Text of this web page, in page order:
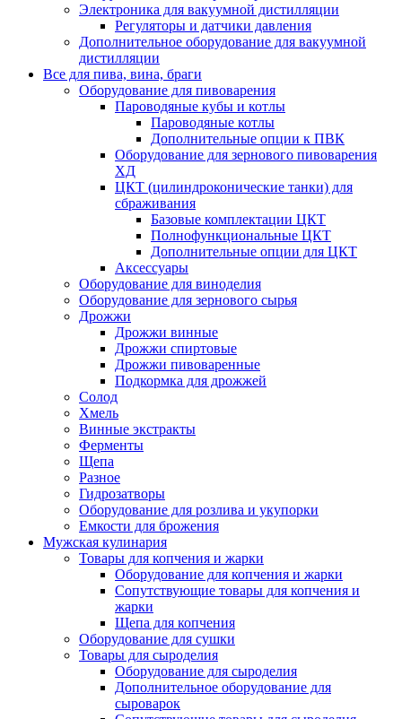
Электроника для вакуумной дистилляции
Регуляторы и датчики давления
Дополнительное оборудование для вакуумной
дистилляции
Все для пива, вина, браги
Оборудование для пивоварения
Пароводяные кубы и котлы
Пароводяные котлы
Дополнительные опции к ПВК
Оборудование для зернового пивоварения
ХД
ЦКТ (цилиндроконические танки) для
сбраживания
Базовые комплектации ЦКТ
Полнофункциональные ЦКТ
Дополнительные опции для ЦКТ
Аксессуары
Оборудование для виноделия
Оборудование для зернового сырья
Дрожжи
Дрожжи винные
Дрожжи спиртовые
Дрожжи пивоваренные
Подкормка для дрожжей
Солод
Хмель
Винные экстракты
Ферменты
Щепа
Разное
Гидрозатворы
Оборудование для розлива и укупорки
Емкости для брожения
Мужская кулинария
Товары для копчения и жарки
Оборудование для копчения и жарки
Сопутствующие товары для копчения и
жарки
Щепа для копчения
Оборудование для сушки
Товары для сыроделия
Оборудование для сыроделия
Дополнительное оборудование для
сыроварок